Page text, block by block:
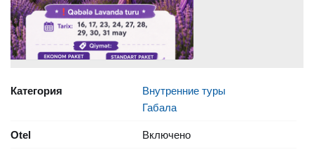
Категория
Внутренние туры
Габала
Otel Включено